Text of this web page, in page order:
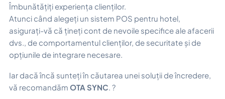
Îmbunătățiți experiența clienților.
Atunci când alegeți un sistem POS pentru hotel,
asigurați-vă că țineți cont de nevoile specifice ale afacerii
dvs., de comportamentul clienților, de securitate și de
opțiunile de integrare necesare.
Iar dacă încă sunteți în căutarea unei soluții de încredere,
vă recomandăm OTA SYNC. ?